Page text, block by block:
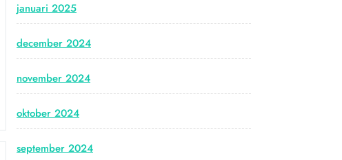
januari 2025
december 2024
november 2024
oktober 2024
september 2024